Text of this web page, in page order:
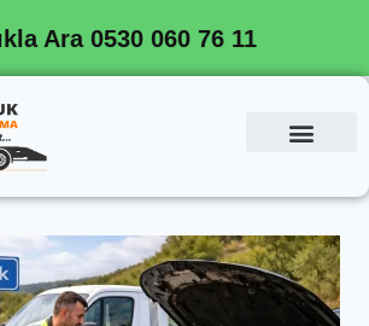
Ara 0530 060 76 11